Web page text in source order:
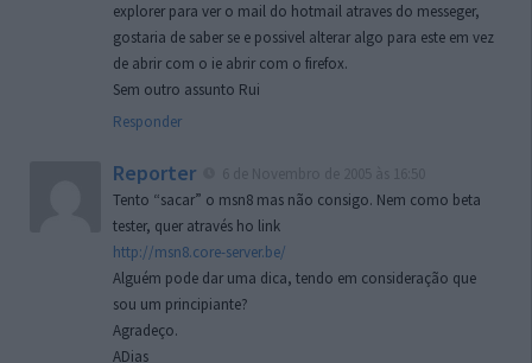
explorer para ver o mail do hotmail atraves do messeger,
gostaria de saber se e possivel alterar algo para este em vez
de abrir com o ie abrir com o firefox.
Sem outro assunto Rui
Responder
Reporter
Tento “sacar” o msn8 mas não consigo. Nem como beta
tester, quer através ho link
http://msn8.core-server.be/
Alguém pode dar uma dica, tendo em consideração que
sou um principiante?
Agradeço.
ADias